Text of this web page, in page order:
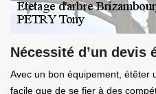
Nécessité d’un devis
Avec un bon équipement, étêter
facile que de se fier à des